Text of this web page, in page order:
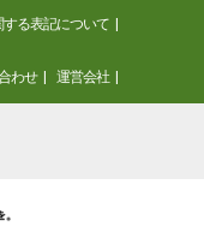
る表記について
わせ 運営会社